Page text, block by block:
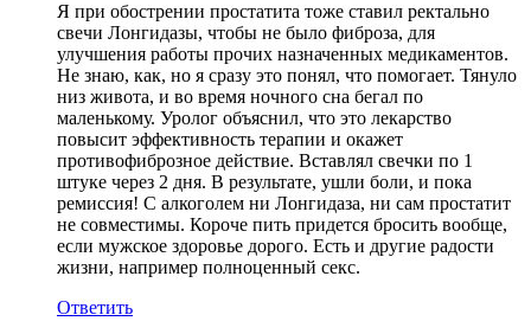
Я при обострении простатита тоже ставил ректально
свечи Лонгидазы, чтобы не было фиброза, для
улучшения работы прочих назначенных медикаментов.
Не знаю, как, но я сразу это понял, что помогает. Тянуло
низ живота, и во время ночного сна бегал по
маленькому. Уролог объяснил, что это лекарство
повысит эффективность терапии и окажет
противофиброзное действие. Вставлял свечки по 1
штуке через 2 дня. В результате, ушли боли, и пока
ремиссия! С алкоголем ни Лонгидаза, ни сам простатит
не совместимы. Короче пить придется бросить вообще,
если мужское здоровье дорого. Есть и другие радости
жизни, например полноценный секс.
Ответить